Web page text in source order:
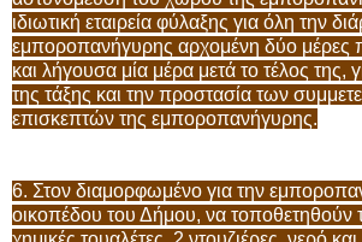
ιδιωτική εταιρεία φύλαξης για όλη την
εμποροπανήγυρης αρχομένη δύο μέρες
και λήγουσα μία μέρα μετά το τέλος της,
της τάξης και την προστασία των
επισκεπτών της εμποροπανήγυρης.
6. Στον διαμορφωμένο για την
οικοπέδου του Δήμου, να τοποθετηθούν